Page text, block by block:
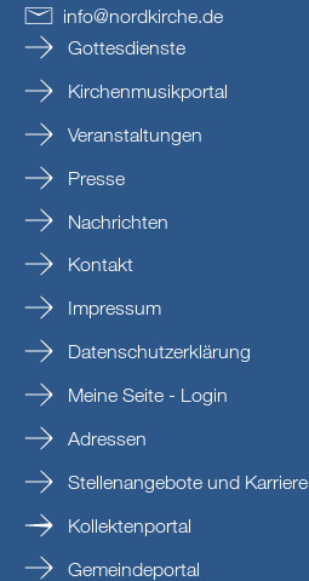
info@nordkirche.de
Gottesdienste
Kirchenmusikportal
Veranstaltungen
Presse
Nachrichten
Kontakt
Impressum
Datenschutzerklärung
Meine Seite - Login
Adressen
Stellenangebote und Karriere
Kollektenportal
Gemeindeportal